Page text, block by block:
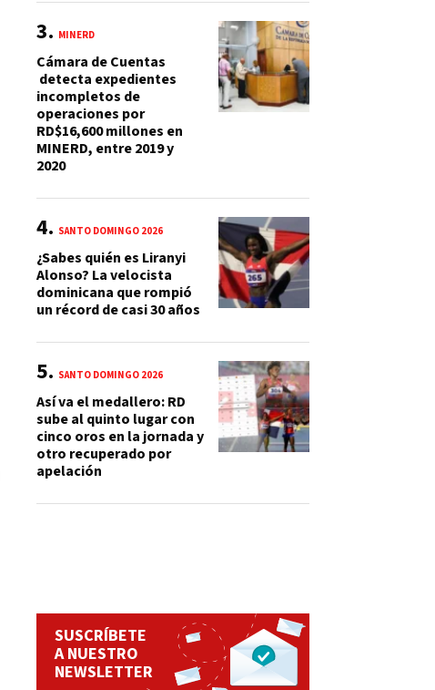
MINERD
Cámara de Cuentas
detecta expedientes
incompletos de
operaciones por
RD$16,600 millones en
MINERD, entre 2019 y
2020
SANTO DOMINGO 2026
¿Sabes quién es Liranyi
Alonso? La velocista
dominicana que rompió
un récord de casi 30 años
SANTO DOMINGO 2026
Así va el medallero: RD
sube al quinto lugar con
cinco oros en la jornada y
otro recuperado por
apelación
SUSCRÍBETE
A NUESTRO
NEWSLETTER